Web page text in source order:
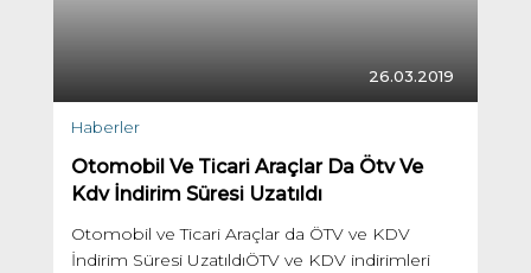
26.03.2019
Haberler
Otomobil Ve Ticari Araçlar Da Ötv Ve
Kdv İndirim Süresi Uzatıldı
Otomobil ve Ticari Araçlar da ÖTV ve KDV
İndirim Süresi UzatıldıÖTV ve KDV indirimleri